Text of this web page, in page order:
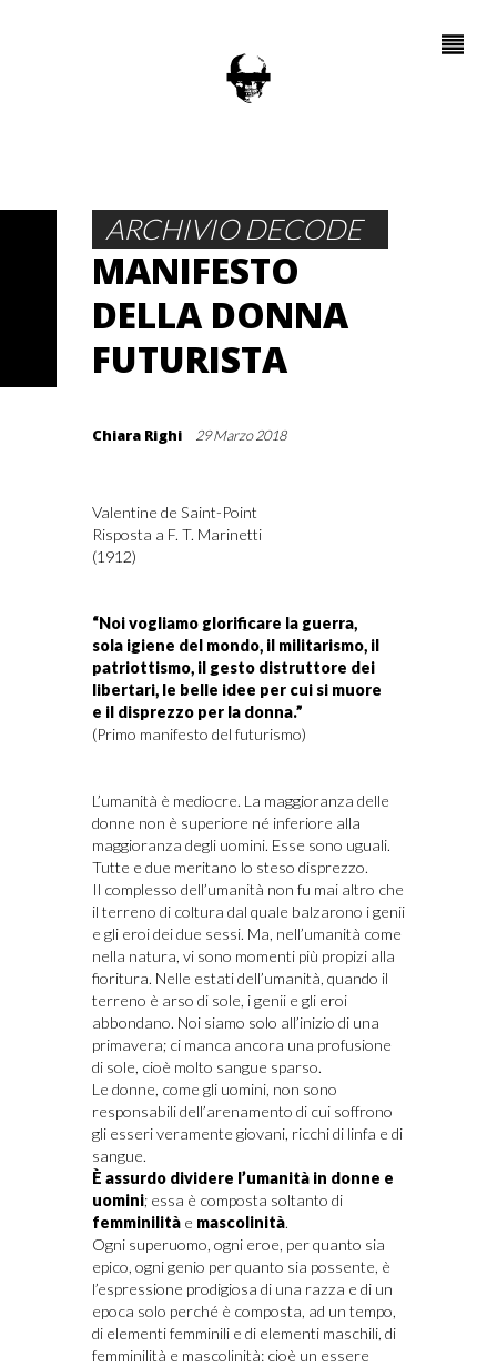
ARCHIVIO DECODE
MANIFESTO
DELLA DONNA
FUTURISTA
Chiara Righi 29 Marzo 2018
Valentine de Saint-Point
Risposta a F. T. Marinetti
(1912)
“Noi vogliamo glorificare la guerra,
sola igiene del mondo, il militarismo, il
patriottismo, il gesto distruttore dei
libertari, le belle idee per cui si muore
e il disprezzo per la donna.”
(Primo manifesto del futurismo)
L’umanità è mediocre. La maggioranza delle
donne non è superiore né inferiore alla
maggioranza degli uomini. Esse sono uguali.
Tutte e due meritano lo steso disprezzo.
Il complesso dell’umanità non fu mai altro che
il terreno di coltura dal quale balzarono i genii
e gli eroi dei due sessi. Ma, nell’umanità come
nella natura, vi sono momenti più propizi alla
fioritura. Nelle estati dell’umanità, quando il
terreno è arso di sole, i genii e gli eroi
abbondano. Noi siamo solo all’inizio di una
primavera; ci manca ancora una profusione
di sole, cioè molto sangue sparso.
Le donne, come gli uomini, non sono
responsabili dell’arenamento di cui soffrono
gli esseri veramente giovani, ricchi di linfa e di
sangue.
È assurdo dividere l’umanità in donne e
uomini; essa è composta soltanto di
femminilitàe mascolinità.
Ogni superuomo, ogni eroe, per quanto sia
epico, ogni genio per quanto sia possente, è
l’espressione prodigiosa di una razza e di un
epoca solo perché è composta, ad un tempo,
di elementi femminili e di elementi maschili, di
femminilità e mascolinità: cioè un essere